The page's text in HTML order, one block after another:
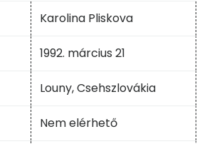
Karolina Pliskova
1992. március 21
Louny, Csehszlovákia
Nem elérhető